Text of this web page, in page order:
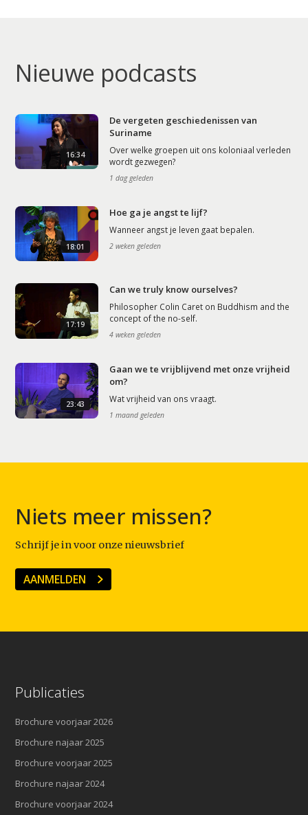
Nieuwe podcasts
16:34
De vergeten geschiedenissen van
Suriname
Over welke groepen uit ons koloniaal verleden
wordt gezwegen?
1 dag geleden
18:01
Hoe ga je angst te lijf?
Wanneer angst je leven gaat bepalen.
2 weken geleden
17:19
Can we truly know ourselves?
Philosopher Colin Caret on Buddhism and the
concept of the no-self.
4 weken geleden
23:43
Gaan we te vrijblijvend met onze vrijheid
om?
Wat vrijheid van ons vraagt.
1 maand geleden
Niets meer missen?
Schrijf je in voor onze nieuwsbrief
AANMELDEN
Publicaties
Brochure voorjaar 2026
Brochure najaar 2025
Brochure voorjaar 2025
Brochure najaar 2024
Brochure voorjaar 2024